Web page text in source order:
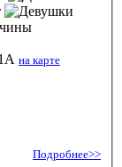
на карте
Подробнее>>